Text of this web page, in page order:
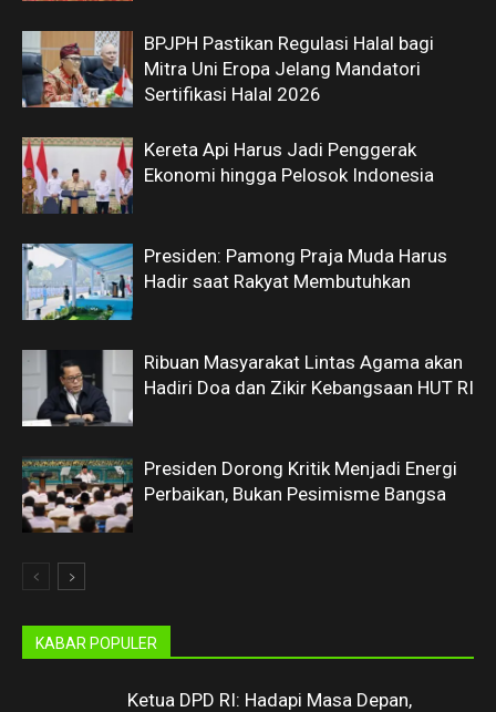
BPJPH Pastikan Regulasi Halal bagi
Mitra Uni Eropa Jelang Mandatori
Sertifikasi Halal 2026
Kereta Api Harus Jadi Penggerak
Ekonomi hingga Pelosok Indonesia
Presiden: Pamong Praja Muda Harus
Hadir saat Rakyat Membutuhkan
Ribuan Masyarakat Lintas Agama akan
Hadiri Doa dan Zikir Kebangsaan HUT RI
Presiden Dorong Kritik Menjadi Energi
Perbaikan, Bukan Pesimisme Bangsa
KABAR POPULER
Ketua DPD RI: Hadapi Masa Depan,